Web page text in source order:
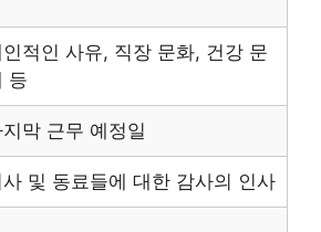
인적인 사유, 직장 문화, 건강 문
등
지막 근무 예정일
사 및 동료들에 대한 감사의 인사